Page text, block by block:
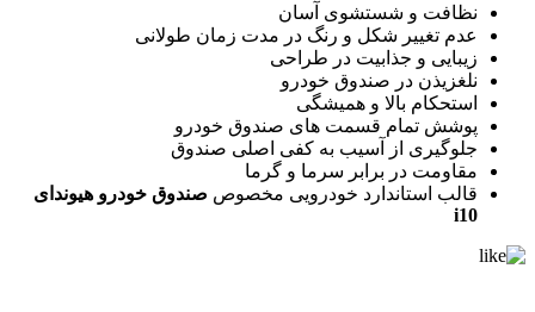
نظافت و شستشوی آسان
عدم تغییر شکل و رنگ در مدت زمان طولانی
زیبایی و جذابیت در طراحی
نلغزیذن در صندوق خودرو
استحکام بالا و همیشگی
پوشش تمام قسمت های صندوق خودرو
جلوگیری از آسیب به کفی اصلی صندوق
مقاومت در برابر سرما و گرما
قالب استاندارد خودرویی مخصوص صندوق خودرو هیوندای
i10